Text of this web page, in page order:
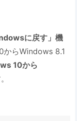
に戻す」機
からWindows 8.1
10から